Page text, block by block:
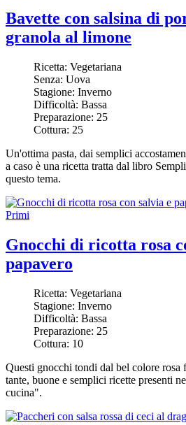
Bavette con salsina di
granola al limone
Ricetta: Vegetariana
Senza: Uova
Stagione: Inverno
Difficoltà: Bassa
Preparazione: 25
Cottura: 25
Un'ottima pasta, dai semplici
a caso è una ricetta tratta dal libro
questo tema.
Primi
Gnocchi di ricotta rosa
papavero
Ricetta: Vegetariana
Stagione: Inverno
Difficoltà: Bassa
Preparazione: 25
Cottura: 10
Questi gnocchi tondi dal bel colore rosa
tante, buone e semplici ricette presenti
cucina".